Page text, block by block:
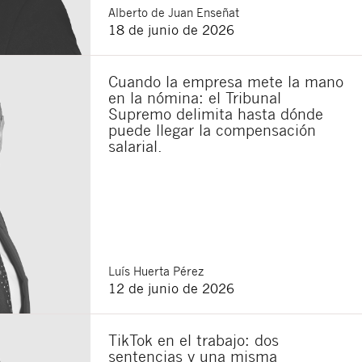
Alberto de Juan Enseñat
18 de junio de 2026
Cuando la empresa mete la mano
en la nómina: el Tribunal
Supremo delimita hasta dónde
puede llegar la compensación
salarial.
Luís Huerta Pérez
12 de junio de 2026
TikTok en el trabajo: dos
sentencias y una misma
del tratamiento
los datos, así como